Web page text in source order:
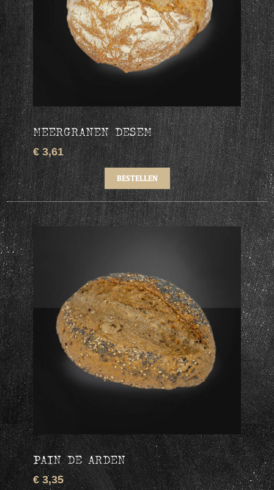
MEERGRANEN DESEM
€ 3,61
PAIN DE ARDEN
€ 3,35